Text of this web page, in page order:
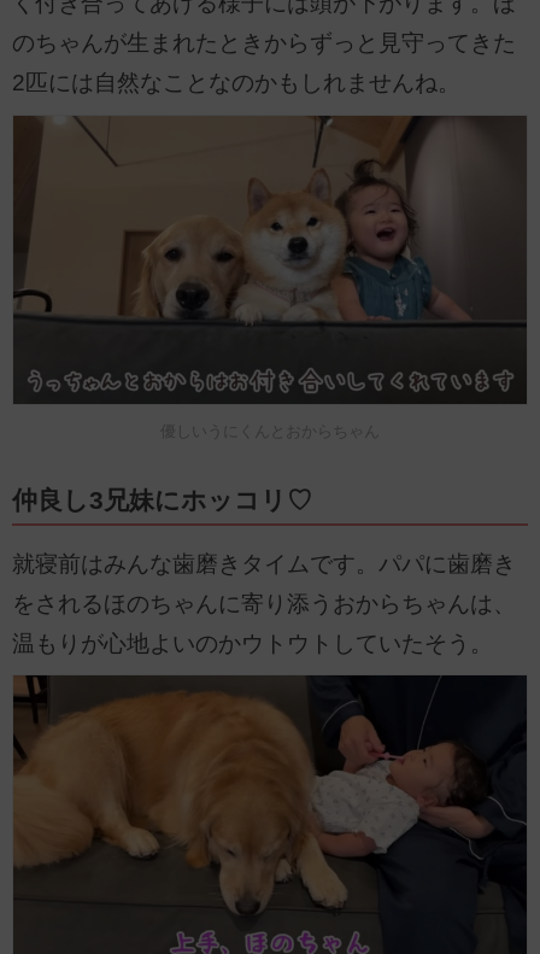
のちゃんが生まれたときからずっと見守ってきた
2匹には自然なことなのかもしれませんね。
優しいうにくんとおからちゃん
仲良し3兄妹にホッコリ♡
就寝前はみんな歯磨きタイムです。パパに歯磨き
をされるほのちゃんに寄り添うおからちゃんは、
温もりが心地よいのかウトウトしていたそう。